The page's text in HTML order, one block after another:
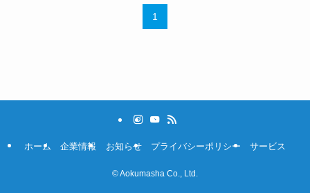
1
ホーム 企業情報 お知らせ プライバシーポリシー サービス
©Aokumasha Co., Ltd.